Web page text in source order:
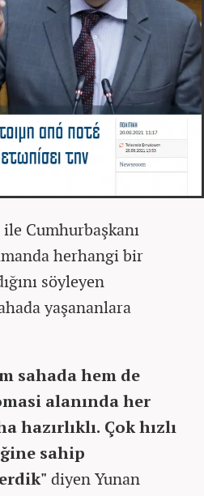
Cumhurbaşkanı
herhangi bir
söyleyen
yaşananlara
sahada hem de
alanında her
hazırlıklı. Çok hızlı
sahip
diyen Yunan